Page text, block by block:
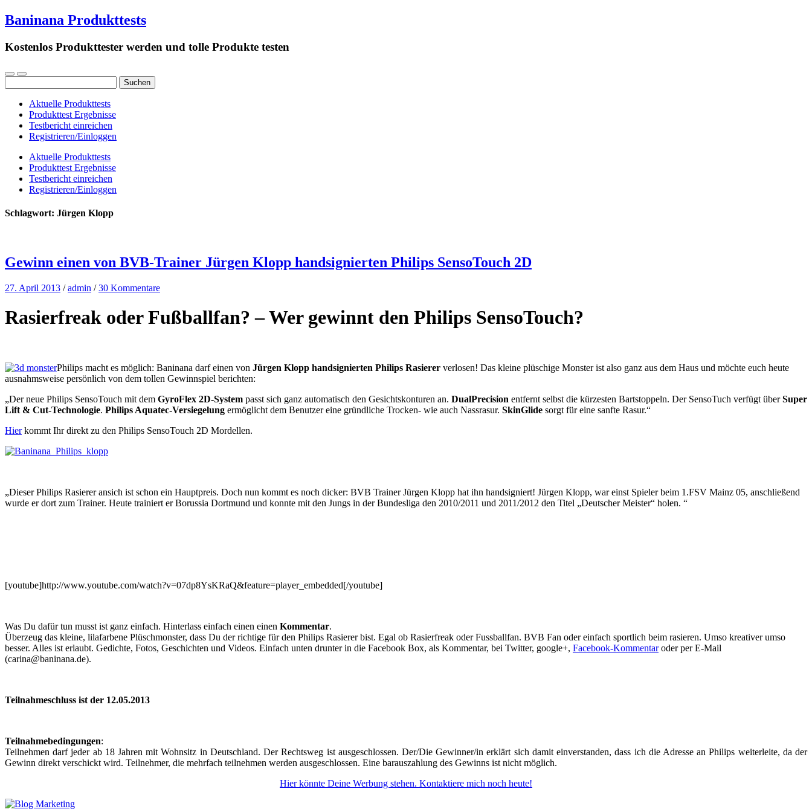
Baninana Produkttests
Kostenlos Produkttester werden und tolle Produkte testen
nach:
Aktuelle Produkttests
Produkttest Ergebnisse
Testbericht einreichen
Registrieren/Einloggen
Aktuelle Produkttests
Produkttest Ergebnisse
Testbericht einreichen
Registrieren/Einloggen
Schlagwort: Jürgen Klopp
Gewinn einen von BVB-Trainer Jürgen Klopp handsignierten Philips SensoTouch 2D
27. April 2013 /admin /30 Kommentare
Rasierfreak oder Fußballfan? – Wer gewinnt den Philips SensoTouch?
Philips macht es möglich: Baninana darf einen von Jürgen Klopp handsignierten Philips Rasierer verlosen! Das kleine plüschige Monster ist also ganz aus dem Haus und möchte euch heute
ausnahmsweise persönlich von dem tollen Gewinnspiel berichten:
„Der neue Philips SensoTouch mit dem GyroFlex 2D-System passt sich ganz automatisch den Gesichtskonturen an. DualPrecision entfernt selbst die kürzesten Bartstoppeln. Der SensoTuch verfügt überSuper
Lift & Cut-Technologie. Philips Aquatec-Versiegelung ermöglicht dem Benutzer eine gründliche Trocken- wie auch Nassrasur. SkinGlide sorgt für eine sanfte Rasur.“
Hierkommt Ihr direkt zu den Philips SensoTouch 2D Mordellen.
„Dieser Philips Rasierer ansich ist schon ein Hauptpreis. Doch nun kommt es noch dicker: BVB Trainer Jürgen Klopp hat ihn handsigniert! Jürgen Klopp, war einst Spieler beim 1.FSV Mainz 05, anschließend
wurde er dort zum Trainer. Heute trainiert er Borussia Dortmund und konnte mit den Jungs in der Bundesliga den 2010/2011 und 2011/2012 den Titel „Deutscher Meister“ holen. “
[youtube]http://www.youtube.com/watch?v=07dp8YsKRaQ&feature=player_embedded[/youtube]
Was Du dafür tun musst ist ganz einfach. Hinterlass einfach einen einen Kommentar.
Überzeug das kleine, lilafarbene Plüschmonster, dass Du der richtige für den Philips Rasierer bist. Egal ob Rasierfreak oder Fussballfan. BVB Fan oder einfach sportlich beim rasieren. Umso kreativer umso
besser. Alles ist erlaubt. Gedichte, Fotos, Geschichten und Videos. Einfach unten drunter in die Facebook Box, als Kommentar, bei Twitter, google+, Facebook-Kommentaroder per E-Mail
(carina@baninana.de).
Teilnahmeschluss ist der 12.05.2013
Teilnahmebedingungen:
Teilnehmen darf jeder ab 18 Jahren mit Wohnsitz in Deutschland. Der Rechtsweg ist ausgeschlossen. Der/Die Gewinner/in erklärt sich damit einverstanden, dass ich die Adresse an Philips weiterleite, da der
Gewinn direkt verschickt wird. Teilnehmer, die mehrfach teilnehmen werden ausgeschlossen. Eine barauszahlung des Gewinns ist nicht möglich.
Hier könnte Deine Werbung stehen. Kontaktiere mich noch heute!